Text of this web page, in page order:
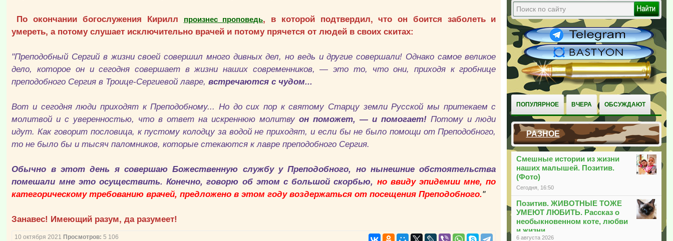
ПОПУЛЯРНОЕ ВЧЕРА ОБСУЖДАЮТ
РАЗНОЕ
Смешные истории из жизни
наших малышей. Позитив.
(Фото)
Сегодня, 16:50
Позитив. ЖИВОТНЫЕ ТОЖЕ
УМЕЮТ ЛЮБИТЬ. Рассказ о
необыкновенном коте, любви
и жизни
6 августа 2026
По окончании богослужения Кирилл произнес проповедь, в которой подтвердил, что он боится заболеть и
умереть, а потому слушает исключительно врачей и потому прячется от людей в своих скитах:
"Преподобный Сергий в жизни своей совершил много дивных дел, но ведь и другие совершали! Однако самое великое
дело, которое он и сегодня совершает в жизни наших современников, — это то, что они, приходя к гробнице
преподобного Сергия в Троице-Сергиевой лавре,встречаются с чудом...
Вот и сегодня люди приходят к Преподобному... Но до сих пор к святому Старцу земли Русской мы притекаем с
молитвой и с уверенностью, что в ответ на искреннюю молитву он поможет, — и помогает! Потому и люди
идут. Как говорит пословица, к пустому колодцу за водой не приходят, и если бы не было помощи от Преподобного,
то не было бы и тысяч паломников, которые стекаются к лавре преподобного Сергия.
Обычно в этот день я совершаю Божественную службу у Преподобного, но нынешние обстоятельства
помешали мне это осуществить. Конечно, говорю об этом с большой скорбью, но ввиду эпидемии мне, по
категорическому требованию врачей, предложено в этом году воздержаться от посещения Преподобного."
Занавес! Имеющий разум, да разумеет!
10 октября 2021 Просмотров: 5 106